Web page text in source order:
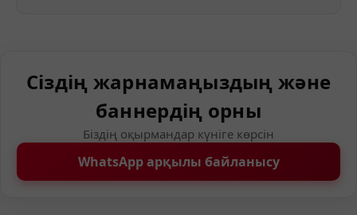
Сіздің жарнамаңыздың және
баннердің орны
Біздің оқырмандар күніге көрсін
WhatsApp арқылы байланысу